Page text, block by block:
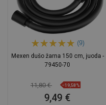
(9)
Mexen dušo žarna 150 cm, juoda -
79450-70
11,80 € −19,58%
9,49 €